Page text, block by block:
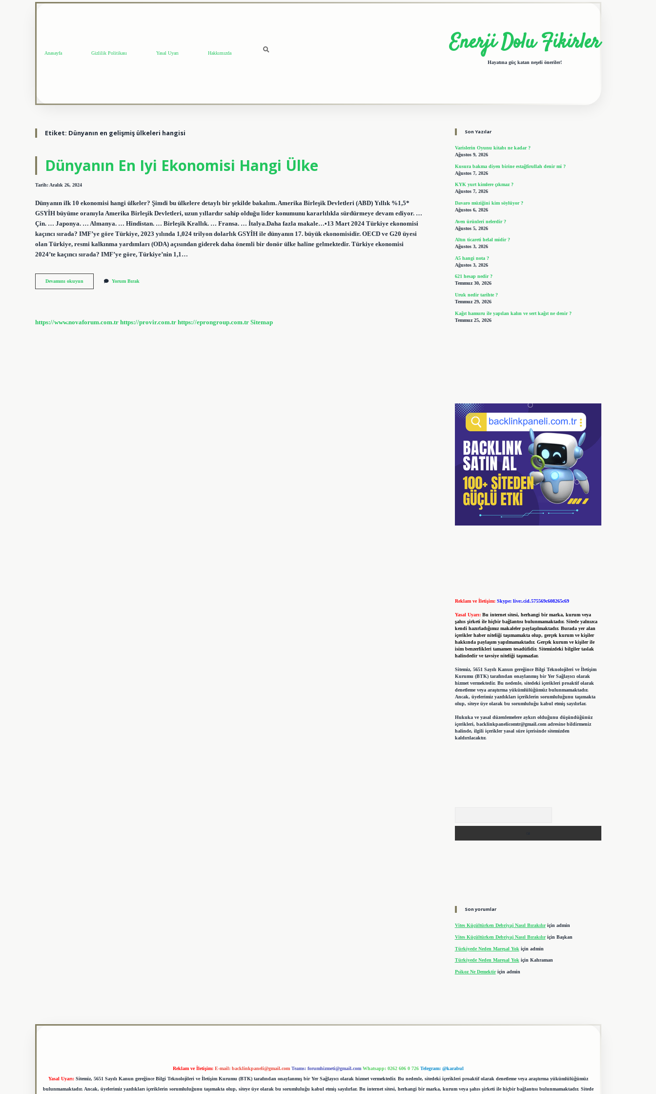
Anasayfa Gizlilik Politikası Yasal Uyarı Hakkımızda Enerji Dolu Fikirler
Hayatına güç katan neşeli öneriler!
Etiket: Dünyanın en gelişmiş ülkeleri hangisi
Dünyanın En Iyi Ekonomisi Hangi Ülke
Tarih: Aralık 26, 2024
Dünyanın ilk 10 ekonomisi hangi ülkeler? Şimdi bu ülkelere detaylı bir şekilde bakalım. Amerika Birleşik Devletleri (ABD) Yıllık %1,5*
GSYİH büyüme oranıyla Amerika Birleşik Devletleri, uzun yıllardır sahip olduğu lider konumunu kararlılıkla sürdürmeye devam ediyor. …
Çin. … Japonya. … Almanya. … Hindistan. … Birleşik Krallık. … Fransa. … İtalya.Daha fazla makale…•13 Mart 2024 Türkiye ekonomisi
kaçıncı sırada? IMF’ye göre Türkiye, 2023 yılında 1,024 trilyon dolarlık GSYİH ile dünyanın 17. büyük ekonomisidir. OECD ve G20 üyesi
olan Türkiye, resmi kalkınma yardımları (ODA) açısından giderek daha önemli bir donör ülke haline gelmektedir. Türkiye ekonomisi
2024’te kaçıncı sırada? IMF’ye göre, Türkiye’nin 1,1…
Devamını okuyun Dünyanın
En
Yorum Bırak
https://www.novaforum.com.tr https://provir.com.tr https://eprongroup.com.tr Sitemap
Son Yazılar
Varislerin Oyunu kitabı ne kadar ?
Ağustos 9, 2026
Kusura bakma diyen birine estağfirullah denir mi ?
Ağustos 7, 2026
KYK yurt kimlere çıkmaz ?
Ağustos 7, 2026
Davaro müziğini kim söylüyor ?
Ağustos 6, 2026
Aven ürünleri nelerdir ?
Ağustos 5, 2026
Altın ticareti helal midir ?
Ağustos 3, 2026
A5 hangi nota ?
Ağustos 3, 2026
621 hesap nedir ?
Temmuz 30, 2026
Uruk nedir tarihte ?
Temmuz 29, 2026
Kağıt hamuru ile yapılan kalın ve sert kağıt ne denir ?
Temmuz 25, 2026
Reklam ve İletişim: Skype: live:.cid.575569c608265c69
Yasal Uyarı: Bu internet sitesi, herhangi bir marka, kurum veya
şahıs şirketi ile hiçbir bağlantısı bulunmamaktadır. Sitede yalnızca
kendi hazırladığımız makaleler paylaşılmaktadır. Burada yer alan
içerikler haber niteliği taşımamakta olup, gerçek kurum ve kişiler
hakkında paylaşım yapılmamaktadır. Gerçek kurum ve kişiler ile
isim benzerlikleri tamamen tesadüfidir. Sitemizdeki bilgiler taslak
halindedir ve tavsiye niteliği taşımazlar.
Sitemiz, 5651 Sayılı Kanun gereğince Bilgi Teknolojileri ve İletişim
Kurumu (BTK) tarafından onaylanmış bir Yer Sağlayıcı olarak
hizmet vermektedir. Bu nedenle, sitedeki içerikleri proaktif olarak
denetleme veya araştırma yükümlülüğümüz bulunmamaktadır.
Ancak, üyelerimiz yazdıkları içeriklerin sorumluluğunu taşımakta
olup, siteye üye olarak bu sorumluluğu kabul etmiş sayılırlar.
Hukuka ve yasal düzenlemelere aykırı olduğunu düşündüğünüz
içerikleri, backlinkpanelicomtr@gmail.comadresine bildirmeniz
halinde, ilgili içerikler yasal süre içerisinde sitemizden
kaldırılacaktır.
Son yorumlar
Vites Küçültürken Debriyaj Nasıl Bırakılıriçin admin
Vites Küçültürken Debriyaj Nasıl Bırakılıriçin Başkan
Türkiyede Neden Mareşal Yok için admin
Türkiyede Neden Mareşal Yok için Kahraman
Psikoz Ne Demektiriçin admin
Reklam ve İletişim: E-mail: backlinkpaneli@gmail.com Teams: forumhizmeti@gmail.com Whatsapp: 0262 606 0 726 Telegram: @karabul
Yasal Uyarı: Sitemiz, 5651 Sayılı Kanun gereğince Bilgi Teknolojileri ve İletişim Kurumu (BTK) tarafından onaylanmış bir Yer Sağlayıcı olarak hizmet vermektedir. Bu nedenle, sitedeki içerikleri proaktif olarak denetleme veya araştırma yükümlülüğümüz
bulunmamaktadır. Ancak, üyelerimiz yazdıkları içeriklerin sorumluluğunu taşımakta olup, siteye üye olarak bu sorumluluğu kabul etmiş sayılırlar. Bu internet sitesi, herhangi bir marka, kurum veya şahıs şirketi ile hiçbir bağlantısı bulunmamaktadır. Sitede